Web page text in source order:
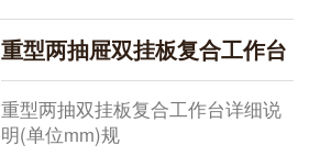
1800*750*800+500，
2100*750*800+500，现货供应其他
规格需要定做桌面:总厚50mm由
2mm绿色耐磨胶片+48mm高密度板
+黑色pvc胶
重型两抽屉双挂板复合工作台
重型两抽双挂板复合工作台详细说
明(单位mm)规